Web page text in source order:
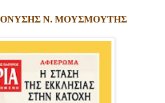
ΔΙΟΝΥΣΗΣ Ν. ΜΟΥΣΜΟΥΤΗΣ